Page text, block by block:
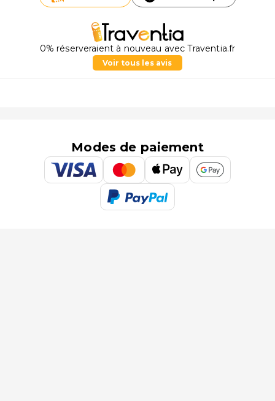
0% réserveraient à nouveau avec Traventia.fr
Voir tous les avis
Modes de paiement